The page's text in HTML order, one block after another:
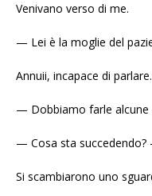
Venivano verso di me.
— Lei è la moglie del
Annuii, incapace di parlare.
— Dobbiamo farle alcune
— Cosa sta
Si scambiarono uno